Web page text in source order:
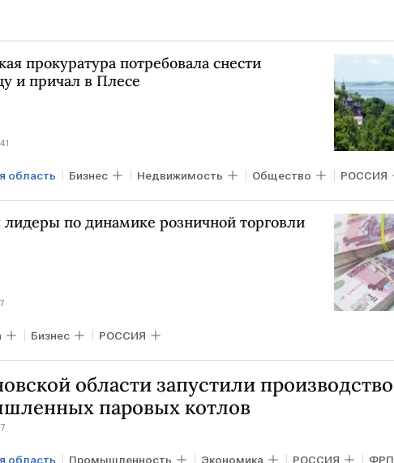
прокуратура потребовала снести
и причал в Плесе
область Бизнес Недвижимость Общество РОССИЯ
по динамике розничной торговли
Бизнес РОССИЯ
области запустили производство
паровых котлов
область Промышленность Экономика РОССИЯ ФРП